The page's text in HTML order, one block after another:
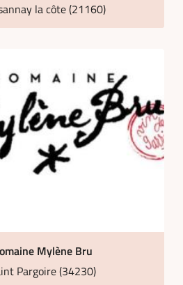
la côte (21160)
Mylène Bru
Pargoire (34230)